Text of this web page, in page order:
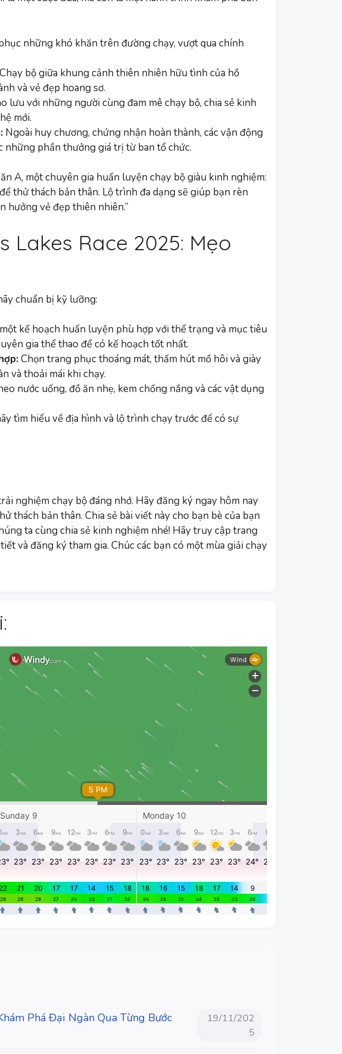
những khó khăn trên đường chạy, vượt qua chính
Chạy bộ giữa khung cảnh thiên nhiên hữu tình của hồ
và vẻ đẹp hoang sơ.
lưu với những người cùng đam mê chạy bộ, chia sẻ kinh
mới.
Ngoài huy chương, chứng nhận hoàn thành, các vận động
những phần thưởng giá trị từ ban tổ chức.
A, một chuyên gia huấn luyện chạy bộ giàu kinh nghiệm:
thử thách bản thân. Lộ trình đa dạng sẽ giúp bạn rèn
hưởng vẻ đẹp thiên nhiên.”
Lakes Race 2025: Mẹo
chuẩn bị kỹ lưỡng:
kế hoạch huấn luyện phù hợp với thể trạng và mục tiêu
gia thể thao để có kế hoạch tốt nhất.
Chọn trang phục thoáng mát, thấm hút mồ hôi và giày
và thoải mái khi chạy.
nước uống, đồ ăn nhẹ, kem chống nắng và các vật dụng
tìm hiểu về địa hình và lộ trình chạy trước để có sự
nghiệm chạy bộ đáng nhớ. Hãy đăng ký ngay hôm nay
thách bản thân. Chia sẻ bài viết này cho bạn bè của bạn
ta cùng chia sẻ kinh nghiệm nhé! Hãy truy cập trang
và đăng ký tham gia. Chúc các bạn có một mùa giải chạy
Phá Đại Ngàn Qua Từng Bước
19/11/202
5